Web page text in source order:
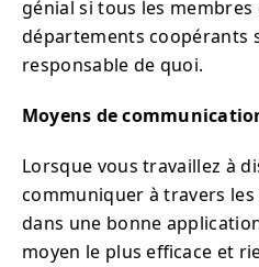
génial si tous les membres
départements coopérants
responsable de quoi.
Moyens de
Lorsque vous travaillez à
communiquer à travers
dans une bonne
moyen le plus efficace et